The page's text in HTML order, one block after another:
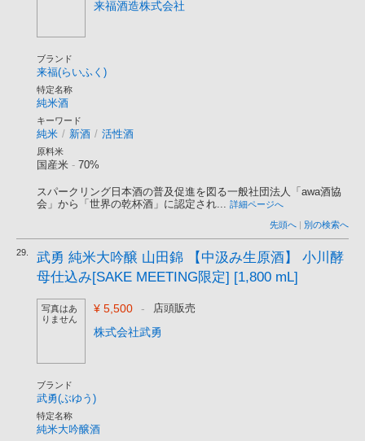
来福酒造株式会社
ブランド
来福(らいふく)
特定名称
純米酒
キーワード
純米 / 新酒 / 活性酒
原料米
国産米 - 70%
スパークリング日本酒の普及促進を図る一般社団法人「awa酒協
会」から「世界の乾杯酒」に認定され... 詳細ページへ
先頭へ | 別の検索へ
29.
武勇 純米大吟醸 山田錦 【中汲み生原酒】 小川酵
母仕込み[SAKE MEETING限定] [1,800 mL]
写真はあ
りません
¥ 5,500 - 店頭販売
株式会社武勇
ブランド
武勇(ぶゆう)
特定名称
純米大吟醸酒